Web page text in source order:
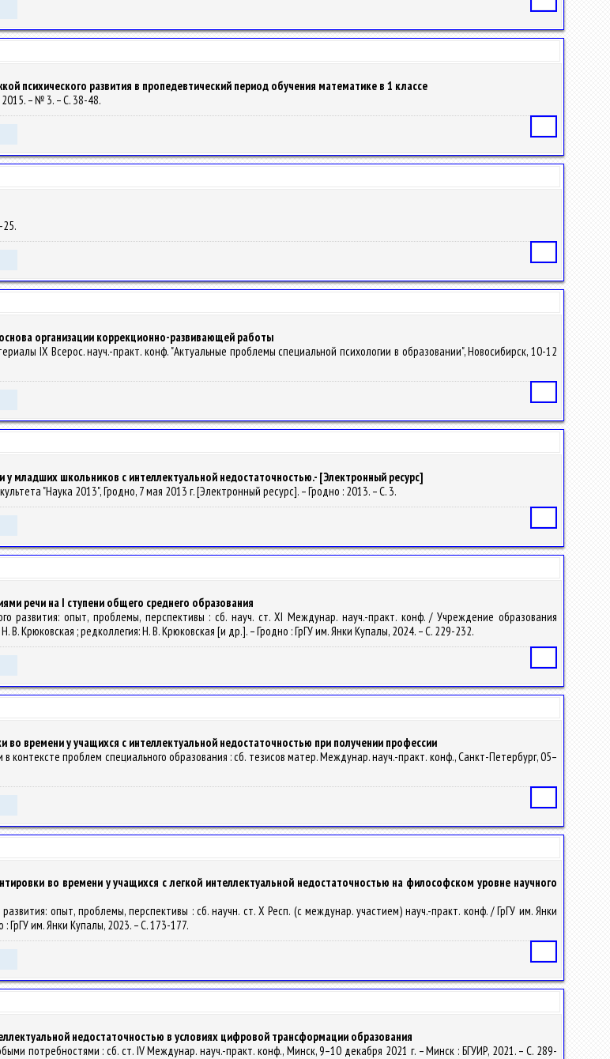
психического развития в пропедевтический период обучения математике в 1 классе
– № 3. – С. 38-48.
25.
организации коррекционно-развивающей работы
IX Всерос. науч.-практ. конф. "Актуальные проблемы специальной психологии в образовании", Новосибирск, 10-12
младших школьников с интеллектуальной недостаточностью.- [Электронный ресурс]
"Наука 2013", Гродно, 7 мая 2013 г. [Электронный ресурс]. – Гродно : 2013. – С. 3.
речи на I ступени общего среднего образования
развития: опыт, проблемы, перспективы : сб. науч. ст. XI Междунар. науч.-практ. конф. / Учреждение образования
Крюковская ; редколлегия: Н. В. Крюковская [и др.]. – Гродно : ГрГУ им. Янки Купалы, 2024. – С. 229-232.
времени у учащихся с интеллектуальной недостаточностью при получении профессии
проблем специального образования : сб. тезисов матер. Междунар. науч.-практ. конф., Санкт-Петербург, 05–
во времени у учащихся с легкой интеллектуальной недостаточностью на философском уровне научного
опыт, проблемы, перспективы : сб. научн. ст. X Респ. (с междунар. участием) науч.-практ. конф. / ГрГУ им. Янки
ГрГУ им. Янки Купалы, 2023. – С. 173-177.
недостаточностью в условиях цифровой трансформации образования
потребностями : сб. ст. IV Междунар. науч.-практ. конф., Минск, 9–10 декабря 2021 г. – Минск : БГУИР, 2021. – С. 289-